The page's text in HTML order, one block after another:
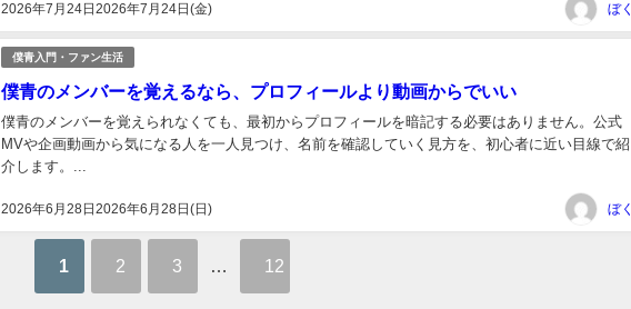
2026年7月24日2026年7月24日(金) ぼく
僕青入門・ファン生活
僕青のメンバーを覚えるなら、プロフィールより動画からでいい
2026年6月28日2026年6月28日(日)
僕青のメンバーを覚えられなくても、最初からプロフィールを暗記する必要はありません。公式
MVや企画動画から気になる人を一人見つけ、名前を確認していく見方を、初心者に近い目線で紹
介します。...
ぼく
1 2 3 12